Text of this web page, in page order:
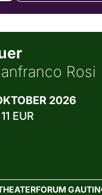
Rosi
2026
EUR